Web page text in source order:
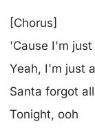
[Chorus]
'Cause I'm
Yeah, I'm just
Santa forgot
Tonight, ooh